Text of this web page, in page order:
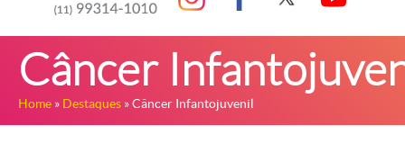
Câncer
Home » Destaques » Câncer Infantojuvenil